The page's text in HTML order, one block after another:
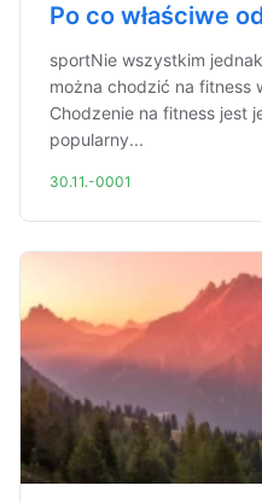
Po co właściwe
sportNie wszystkim
można chodzić na fitness
Chodzenie na fitness jest
popularny...
30.11.-0001